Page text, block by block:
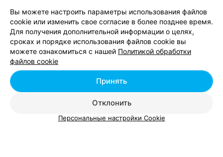
Минск, ул. Олешева, 1 с 08:00
Маникюр аппаратный
Цена по запросу
Наращивание
Цена по запросу
Отзыв
Отличный мастер. Справилась с моими
проблемными ногами. Можно сказать вернула к
жизни. Что очень важно - инструмент стерильный, как
в хирургии! Очень радует,что есть такие чистоплотные
клиент. Всем рекомендую.
Еще
Вы можете настроить параметры использования файлов
cookie или изменить свое согласие в более позднее время.
Для получения дополнительной информации о целях,
сроках и порядке использования файлов cookie вы
можете ознакомиться с нашей Политикой обработки
файлов cookie
Отклонить
Принять
Персональные настройки Cookie